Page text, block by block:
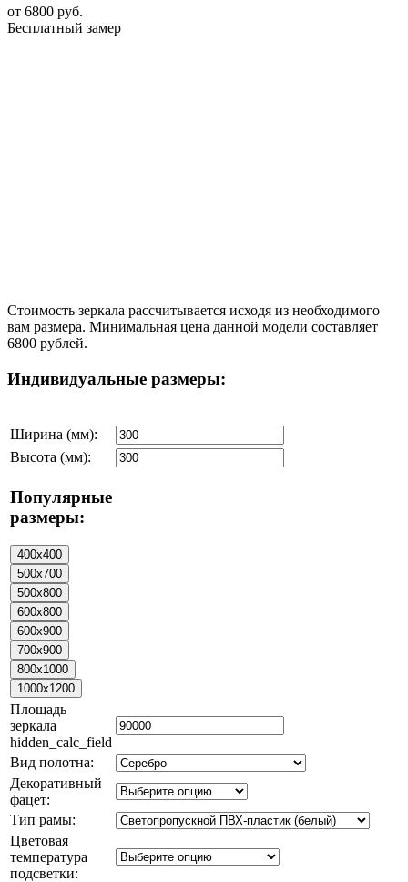
от 6800 руб.
Бесплатный замер
Стоимость зеркала рассчитывается исходя из необходимого
вам размера. Минимальная цена данной модели составляет
6800 рублей.
Индивидуальные размеры:
Ширина (мм):
Высота (мм):
Популярные
размеры:
Площадь
зеркала
hidden_calc_field
Вид полотна:
Декоративный
фацет:
Тип рамы:
Цветовая
температура
подсветки: